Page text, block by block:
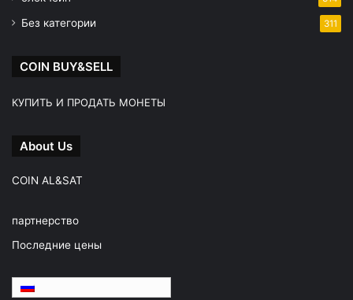
Без категории 311
COIN BUY&SELL
КУПИТЬ И ПРОДАТЬ МОНЕТЫ
About Us
COIN AL&SAT
партнерство
Последние цены